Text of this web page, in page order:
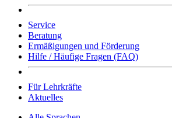
Service
Beratung
Ermäßigungen und Förderung
Hilfe / Häufige Fragen (FAQ)
Für Lehrkräfte
Aktuelles